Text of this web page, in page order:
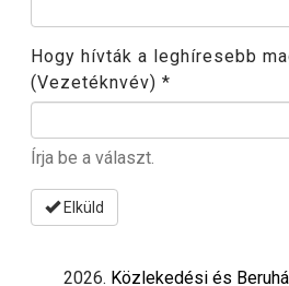
Hogy hívták a leghíresebb
(Vezetéknvév) *
Írja be a választ.
Elküld
2026. Közlekedési és